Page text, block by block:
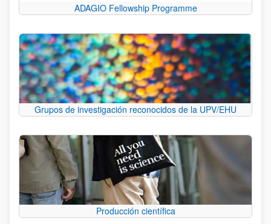
ADAGIO Fellowship Programme
Grupos de investigación reconocidos de la UPV/EHU
Producción científica